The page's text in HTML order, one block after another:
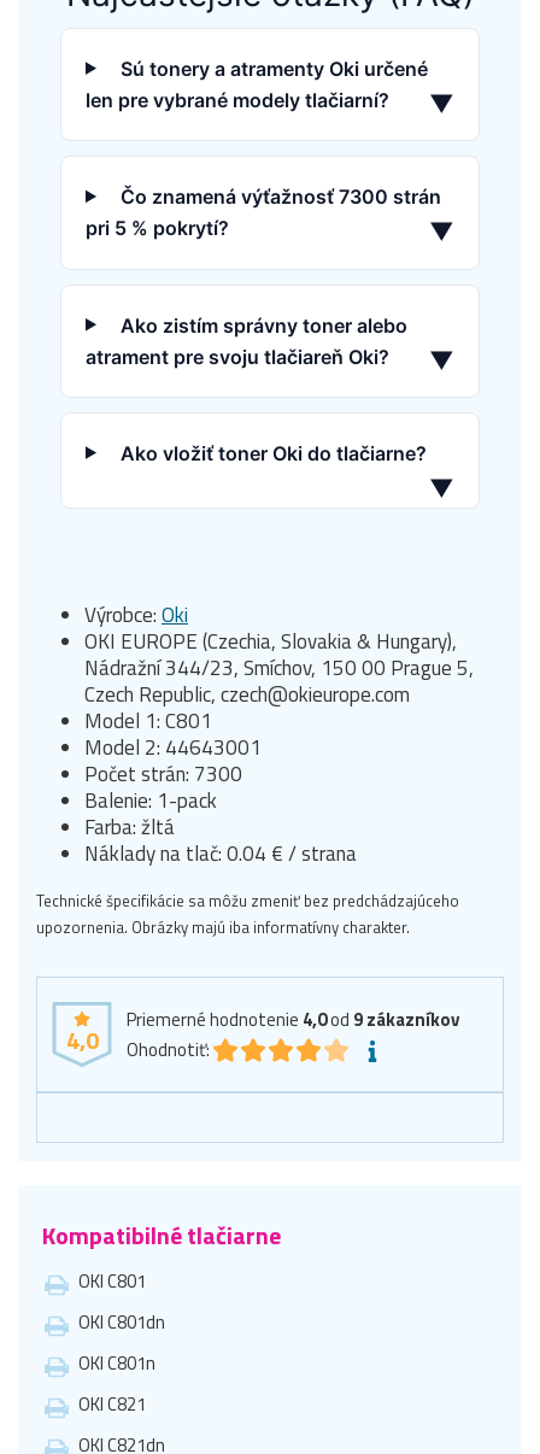
Sú tonery a atramenty Oki určené
len pre vybrané modely tlačiarní?
▼
Čo znamená výťažnosť 7300 strán
pri 5 % pokrytí?
▼
Ako zistím správny toner alebo
atrament pre svoju tlačiareň Oki?
▼
Ako vložiť toner Oki do tlačiarne?
▼
Výrobce:Oki
OKI EUROPE (Czechia, Slovakia & Hungary),
Nádražní 344/23, Smíchov, 150 00 Prague 5,
Czech Republic, czech@okieurope.com
Model 1: C801
Model 2: 44643001
Počet strán: 7300
Balenie: 1-pack
Farba: žltá
Náklady na tlač: 0.04 € / strana
Technické špecifikácie sa môžu zmeniť bez predchádzajúceho
upozornenia. Obrázky majú iba informatívny charakter.
4,0
Priemerné hodnotenie 4,0od 9zákazníkov
Ohodnotiť:
Kompatibilné tlačiarne
OKI C801
OKI C801dn
OKI C801n
OKI C821
OKI C821dn